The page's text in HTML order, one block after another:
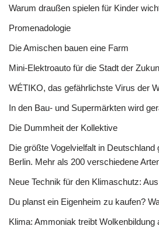
Warum draußen spielen für Kinder
Promenadologie
Die Amischen bauen eine Farm
Mini-Elektroauto für die Stadt der
WÉTIKO, das gefährlichste Virus der
In den Bau- und Supermärkten wird
Die Dummheit der Kollektive
Die größte Vogelvielfalt in Deutschland
Berlin. Mehr als 200 verschiedene
Neue Technik für den Klimaschutz:
Du planst ein Eigenheim zu kaufen?
Klima: Ammoniak treibt Wolkenbildung